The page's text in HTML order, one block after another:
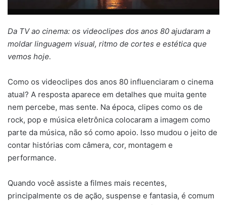
Da TV ao cinema: os videoclipes dos anos 80 ajudaram a
moldar linguagem visual, ritmo de cortes e estética que
vemos hoje.
Como os videoclipes dos anos 80 influenciaram o cinema
atual? A resposta aparece em detalhes que muita gente
nem percebe, mas sente. Na época, clipes como os de
rock, pop e música eletrônica colocaram a imagem como
parte da música, não só como apoio. Isso mudou o jeito de
contar histórias com câmera, cor, montagem e
performance.
Quando você assiste a filmes mais recentes,
principalmente os de ação, suspense e fantasia, é comum